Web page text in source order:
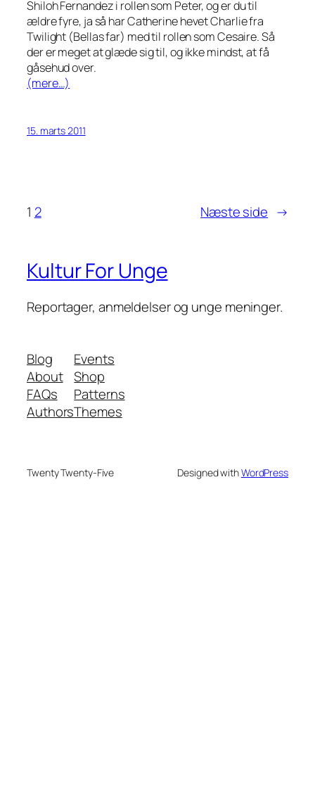
Shiloh Fernandez i rollen som Peter, og er du til
ældre fyre, ja så har Catherine hevet Charlie fra
Twilight (Bellas far) med til rollen som Cesaire. Så
der er meget at glæde sig til, og ikke mindst, at få
gåsehud over.
(mere…)
15. marts 2011
1 2 Næste side →
Kultur For Unge
Reportager, anmeldelser og unge meninger.
Blog
About
FAQs
Authors
Events
Shop
Patterns
Themes
Twenty Twenty-Five Designed withWordPress